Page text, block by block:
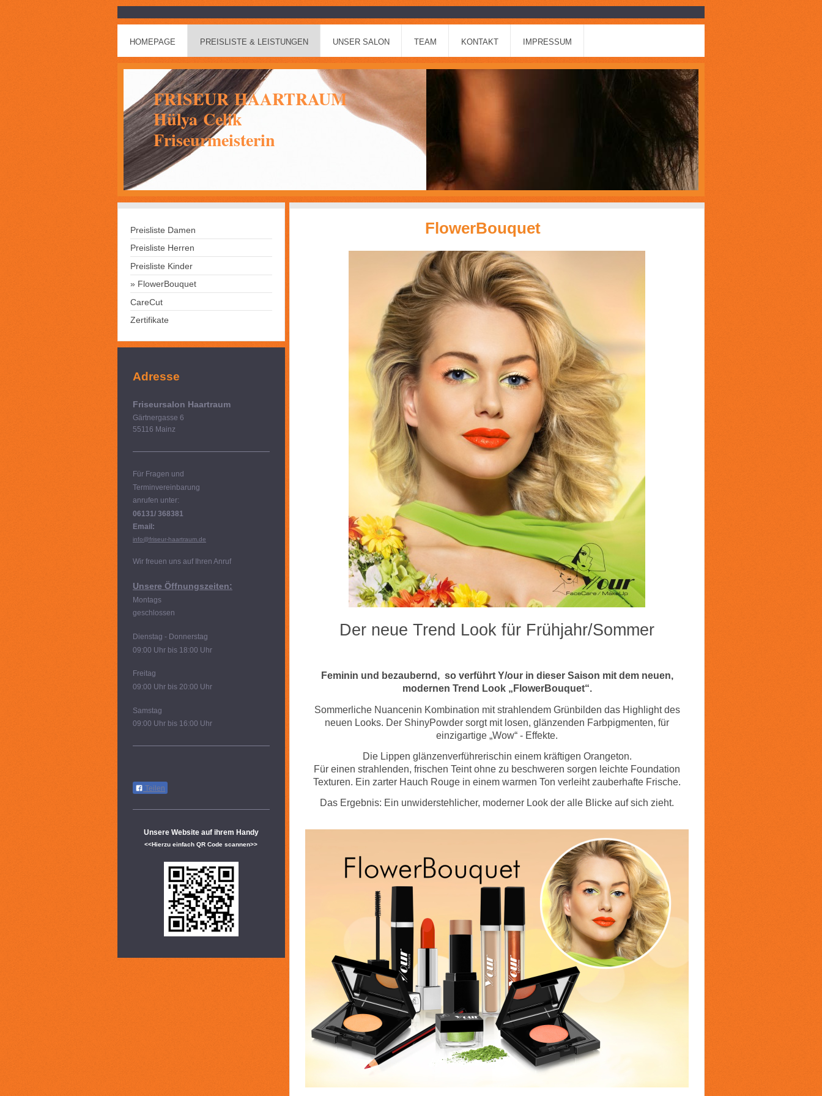
HOMEPAGE PREISLISTE & LEISTUNGEN UNSER SALON TEAM KONTAKT IMPRESSUM
FRISEUR HAARTRAUM
Hülya Celik
Friseurmeisterin
FlowerBouquet
Der neue Trend Look für Frühjahr/Sommer
Feminin und bezaubernd, so verführt Y/our in dieser Saison mit dem neuen,
modernen Trend Look „FlowerBouquet“.
Sommerliche Nuancenin Kombination mit strahlendem Grünbilden das Highlight des
neuen Looks. Der ShinyPowder sorgt mit losen, glänzenden Farbpigmenten, für
einzigartige „Wow“ - Effekte.
Die Lippen glänzenverführerischin einem kräftigen Orangeton.
Für einen strahlenden, frischen Teint ohne zu beschweren sorgen leichte Foundation
Texturen. Ein zarter Hauch Rouge in einem warmen Ton verleiht zauberhafte Frische.
Das Ergebnis: Ein unwiderstehlicher, moderner Look der alle Blicke auf sich zieht.
Preisliste Damen
Preisliste Herren
Preisliste Kinder
FlowerBouquet
CareCut
Zertifikate
Adresse
Friseursalon Haartraum
Gärtnergasse 6
55116 Mainz
Für Fragen und
Terminvereinbarung
anrufen unter:
06131/ 368381
Email:
info@friseur-haartraum.de
Wir freuen uns auf Ihren Anruf
Unsere Öffnungszeiten:
Montags
geschlossen
Dienstag - Donnerstag
09:00 Uhr bis 18:00 Uhr
Freitag
09:00 Uhr bis 20:00 Uhr
Samstag
09:00 Uhr bis 16:00 Uhr
Teilen
Unsere Website auf ihrem Handy
<<Hierzu einfach QR Code scannen>>